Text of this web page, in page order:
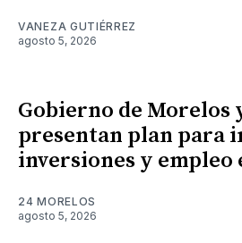
VANEZA GUTIÉRREZ
agosto 5, 2026
Gobierno de Morelos
presentan plan para
inversiones y empleo
24 MORELOS
agosto 5, 2026